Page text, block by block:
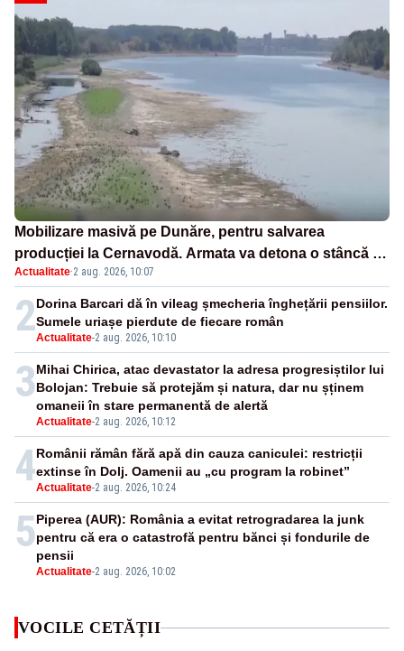
Mobilizare masivă pe Dunăre, pentru salvarea
producției la Cernavodă. Armata va detona o stâncă și
va devia apa fluviului - IMAGINI AERIENE
Actualitate·2 aug. 2026, 10:07
2Actualitate-2 aug. 2026, 10:10
Dorina Barcari dă în vileag șmecheria înghețării pensiilor.
Sumele uriașe pierdute de fiecare român
3
Actualitate-2 aug. 2026, 10:12
Mihai Chirica, atac devastator la adresa progresiștilor lui
Bolojan: Trebuie să protejăm și natura, dar nu șținem
omaneii în stare permanentă de alertă
4Actualitate-2 aug. 2026, 10:24
Românii rămân fără apă din cauza caniculei: restricții
extinse în Dolj. Oamenii au „cu program la robinet”
5
Actualitate-2 aug. 2026, 10:02
Piperea (AUR): România a evitat retrogradarea la junk
pentru că era o catastrofă pentru bănci și fondurile de
pensii
VOCILE CETĂȚII